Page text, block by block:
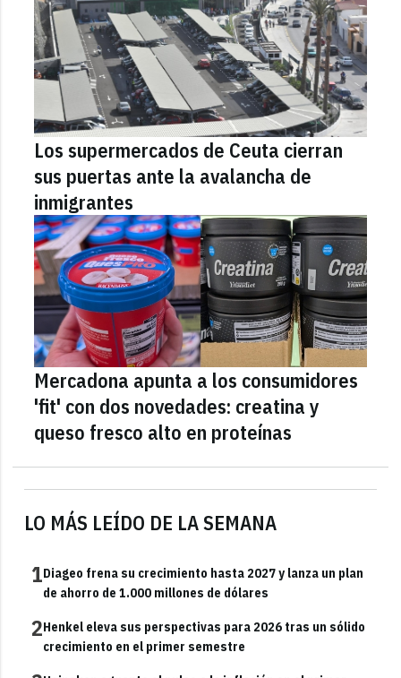
LO MÁS LEÍDO DE LA SEMANA
1Diageo frena su crecimiento hasta 2027 y lanza un plan
de ahorro de 1.000 millones de dólares
2Henkel eleva sus perspectivas para 2026 tras un sólido
crecimiento en el primer semestre
Los supermercados de Ceuta cierran
sus puertas ante la avalancha de
inmigrantes
Mercadona apunta a los consumidores
'fit' con dos novedades: creatina y
queso fresco alto en proteínas